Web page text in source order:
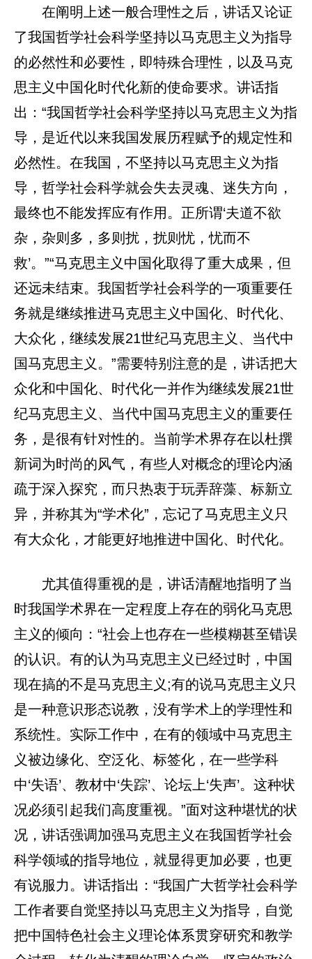
在阐明上述一般合理性之后，讲话又论证
了我国哲学社会科学坚持以马克思主义为指导
的必然性和必要性，即特殊合理性，以及马克
思主义中国化时代化新的使命要求。讲话指
出：“我国哲学社会科学坚持以马克思主义为指
导，是近代以来我国发展历程赋予的规定性和
必然性。在我国，不坚持以马克思主义为指
导，哲学社会科学就会失去灵魂、迷失方向，
最终也不能发挥应有作用。正所谓‘夫道不欲
杂，杂则多，多则扰，扰则忧，忧而不
救’。”“马克思主义中国化取得了重大成果，但
还远未结束。我国哲学社会科学的一项重要任
务就是继续推进马克思主义中国化、时代化、
大众化，继续发展21世纪马克思主义、当代中
国马克思主义。”需要特别注意的是，讲话把大
众化和中国化、时代化一并作为继续发展21世
纪马克思主义、当代中国马克思主义的重要任
务，是很有针对性的。当前学术界存在以杜撰
新词为时尚的风气，有些人对概念的理论内涵
疏于深入探究，而只热衷于玩弄辞藻、标新立
异，并称其为“学术化”，忘记了马克思主义只
有大众化，才能更好地推进中国化、时代化。
尤其值得重视的是，讲话清醒地指明了当
时我国学术界在一定程度上存在的弱化马克思
主义的倾向：“社会上也存在一些模糊甚至错误
的认识。有的认为马克思主义已经过时，中国
现在搞的不是马克思主义;有的说马克思主义只
是一种意识形态说教，没有学术上的学理性和
系统性。实际工作中，在有的领域中马克思主
义被边缘化、空泛化、标签化，在一些学科
中‘失语’、教材中‘失踪’、论坛上‘失声’。这种状
况必须引起我们高度重视。”面对这种堪忧的状
况，讲话强调加强马克思主义在我国哲学社会
科学领域的指导地位，就显得更加必要，也更
有说服力。讲话指出：“我国广大哲学社会科学
工作者要自觉坚持以马克思主义为指导，自觉
把中国特色社会主义理论体系贯穿研究和教学